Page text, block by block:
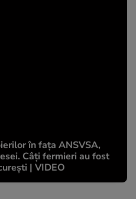
în fața ANSVSA,
Câți fermieri au fost
| VIDEO